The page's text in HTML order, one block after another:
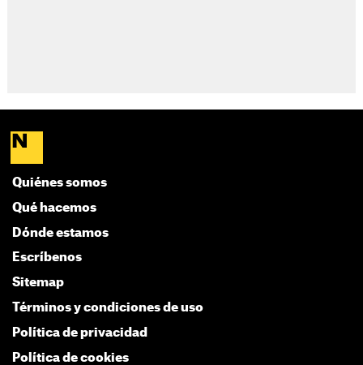
Quiénes somos
Qué hacemos
Dónde estamos
Escríbenos
Sitemap
Términos y condiciones de uso
Política de privacidad
Política de cookies